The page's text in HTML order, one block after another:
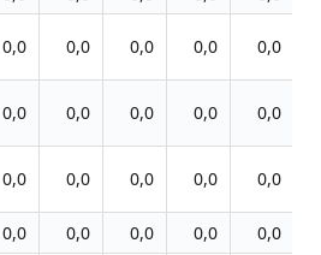
0,0 0,0 0,0 0,0 0,0
0,0 0,0 0,0 0,0 0,0
0,0 0,0 0,0 0,0 0,0
0,0 0,0 0,0 0,0
0,0